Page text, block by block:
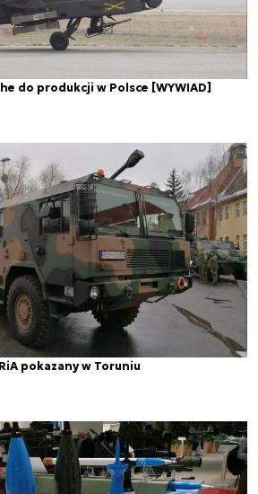
do produkcji w Polsce [WYWIAD]
pokazany w Toruniu